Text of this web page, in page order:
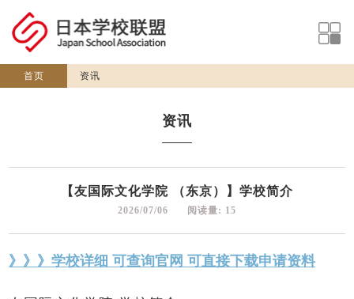
首页 资讯
资讯
【友国际文化学院 （东京）】学校简介
2026/07/06 阅读量: 15
》》》学校详细 可查询官网 可直接下载申请资料